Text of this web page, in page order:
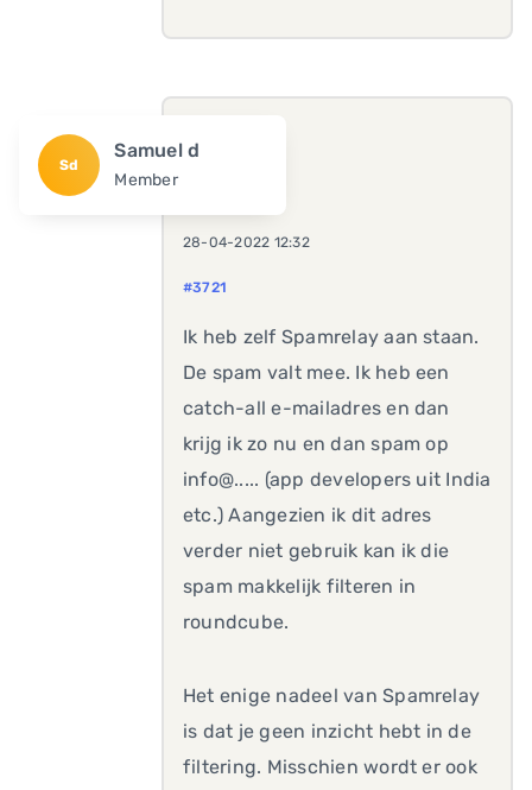
Sd
Samuel d
Member
28-04-2022 12:32
#3721
Ik heb zelf Spamrelay aan staan.
De spam valt mee. Ik heb een
catch-all e-mailadres en dan
krijg ik zo nu en dan spam op
info@..... (app developers uit India
etc.) Aangezien ik dit adres
verder niet gebruik kan ik die
spam makkelijk filteren in
roundcube.
Het enige nadeel van Spamrelay
is dat je geen inzicht hebt in de
filtering. Misschien wordt er ook